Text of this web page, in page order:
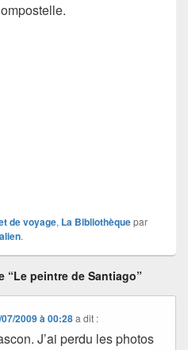
de voyage, La Bibliothèquepar
.
“Le peintre de Santiago”
2009 à 00:28 a dit :
J’ai perdu les photos